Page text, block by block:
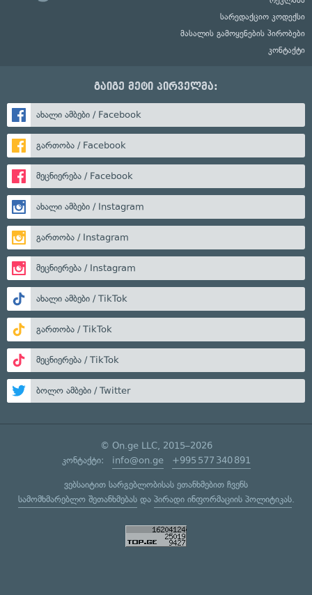
სარედაქციო კოდექსი
მასალის გამოყენების პირობები
კონტაქტი
გაიგე მეტი პირველმა:
ახალი ამბები / Facebook
გართობა / Facebook
მეცნიერება / Facebook
ახალი ამბები / Instagram
გართობა / Instagram
მეცნიერება / Instagram
ახალი ამბები / TikTok
გართობა / TikTok
მეცნიერება / TikTok
ბოლო ამბები / Twitter
© On.ge LLC, 2015–2026
კონტაქტი: info@on.ge +995 577 340 891
ვებსაიტით სარგებლობისას ეთანხმებით ჩვენს
სამომხმარებლო შეთანხმებასდა პირადი ინფორმაციის პოლიტიკას.